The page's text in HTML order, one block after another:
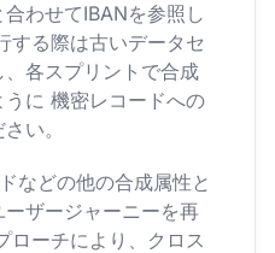
わせてIBANを参照し
する際は古いデータセ
各スプリントで合成
に 機密レコードへの
い。
などの他の合成属性と
ザージャーニーを再
ローチにより、クロス